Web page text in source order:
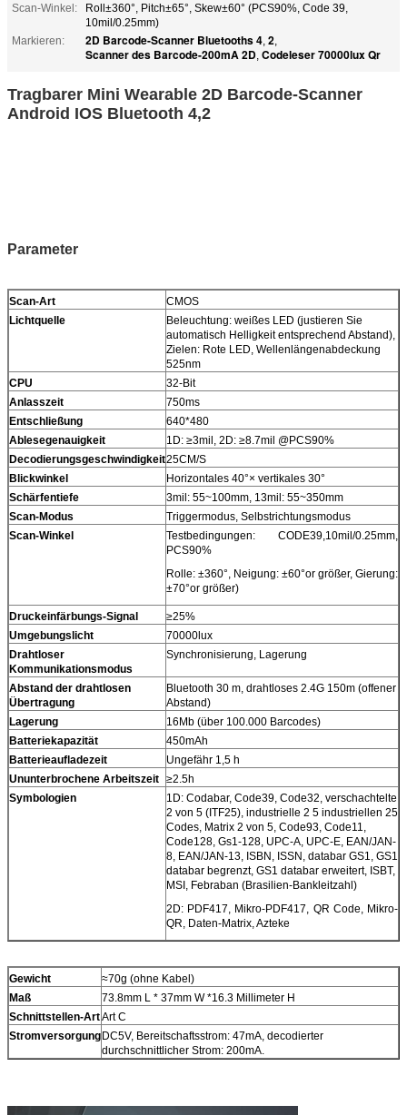
Scan-Winkel:
Roll±360°, Pitch±65°, Skew±60° (PCS90%, Code 39,
10mil/0.25mm)
Markieren:
2D Barcode-Scanner Bluetooths 4, 2,
Scanner des Barcode-200mA 2D, Codeleser 70000lux Qr
Tragbarer Mini Wearable 2D Barcode-Scanner
Android IOS Bluetooth 4,2
Parameter
Scan-Art
CMOS
Lichtquelle
Beleuchtung: weißes LED (justieren Sie
automatisch Helligkeit entsprechend Abstand),
Zielen: Rote LED, Wellenlängenabdeckung
525nm
CPU
32-Bit
Anlasszeit
750ms
Entschließung
640*480
Ablesegenauigkeit
1D: ≥3mil, 2D: ≥8.7mil @PCS90%
Decodierungsgeschwindigkeit25CM/S
Blickwinkel
Horizontales 40°× vertikales 30°
Schärfentiefe
3mil: 55~100mm, 13mil: 55~350mm
Scan-Modus
Triggermodus, Selbstrichtungsmodus
Scan-Winkel
Testbedingungen: CODE39,10mil/0.25mm,
PCS90%
Rolle: ±360°, Neigung: ±60°or größer, Gierung:
±70°or größer)
Druckeinfärbungs-Signal
≥25%
Umgebungslicht
70000lux
Drahtloser
Kommunikationsmodus
Synchronisierung, Lagerung
Abstand der drahtlosen
Übertragung
Bluetooth 30 m, drahtloses 2.4G 150m (offener
Abstand)
Lagerung
16Mb (über 100.000 Barcodes)
Batteriekapazität
450mAh
Batterieaufladezeit
Ungefähr 1,5 h
Ununterbrochene Arbeitszeit ≥2.5h
Symbologien
1D: Codabar, Code39, Code32, verschachtelte
2 von 5 (ITF25), industrielle 2 5 industriellen 25
Codes, Matrix 2 von 5, Code93, Code11,
Code128, Gs1-128, UPC-A, UPC-E, EAN/JAN-
8, EAN/JAN-13, ISBN, ISSN, databar GS1, GS1
databar begrenzt, GS1 databar erweitert, ISBT,
MSI, Febraban (Brasilien-Bankleitzahl)
2D: PDF417, Mikro-PDF417, QR Code, Mikro-
QR, Daten-Matrix, Azteke
Gewicht
≈70g (ohne Kabel)
Maß
73.8mm L * 37mm W *16.3 Millimeter H
Schnittstellen-ArtArt C
StromversorgungDC5V, Bereitschaftsstrom: 47mA, decodierter
durchschnittlicher Strom: 200mA.